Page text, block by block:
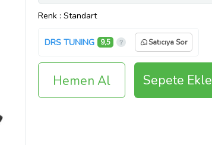
Renk : Standart
DRS TUNING 9,5 Satıcıya Sor
Hemen Al Sepete Ekle